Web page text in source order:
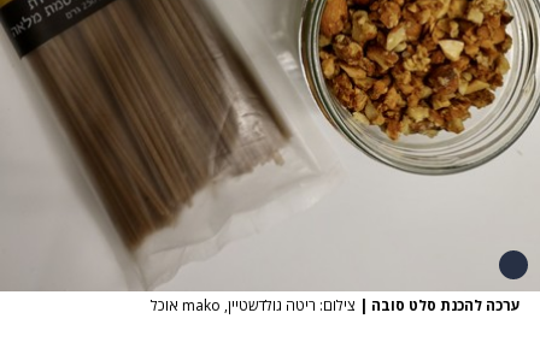
ערכה להכנת סלט סובה | צילום: ריטה גולדשטיין, mako אוכל